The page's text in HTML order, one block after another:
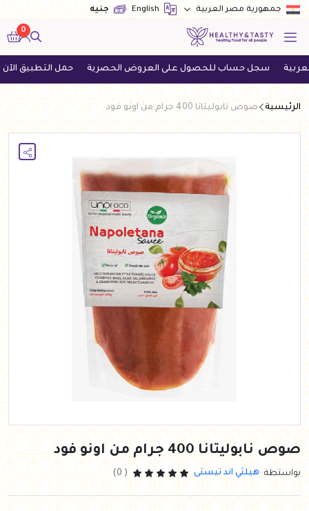
English جنيه
0
سجل حساب للحصول على العروض الحصرية حمل التطبيق الآن واحصل
الرئيسية صوص نابوليتانا 400 جرام من اونو فود
صوص نابوليتانا 400 جرام من اونو فود
بواستطة هيلثي اند تيستى ( 0)